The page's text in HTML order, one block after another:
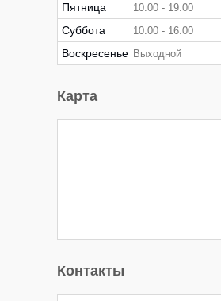
Пятница 10:00 19:00
Суббота 10:00 16:00
Воскресенье Выходной
Карта
Контакты